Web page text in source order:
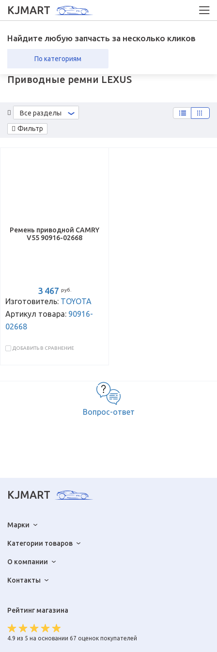
KJMART
Найдите любую запчасть за несколько кликов
По категориям
Приводные ремни LEXUS
Фильтр
Все разделы
Ремень приводной CAMRY
V55 90916-02668
3 467 руб.
Изготовитель: TOYOTA
Артикул товара: 90916-
02668
ДОБАВИТЬ В СРАВНЕНИЕ
Вопрос-ответ
KJMART
Марки
Категории товаров
О компании
Контакты
Рейтинг магазина
4.9 из 5 на основании 67 оценок покупателей